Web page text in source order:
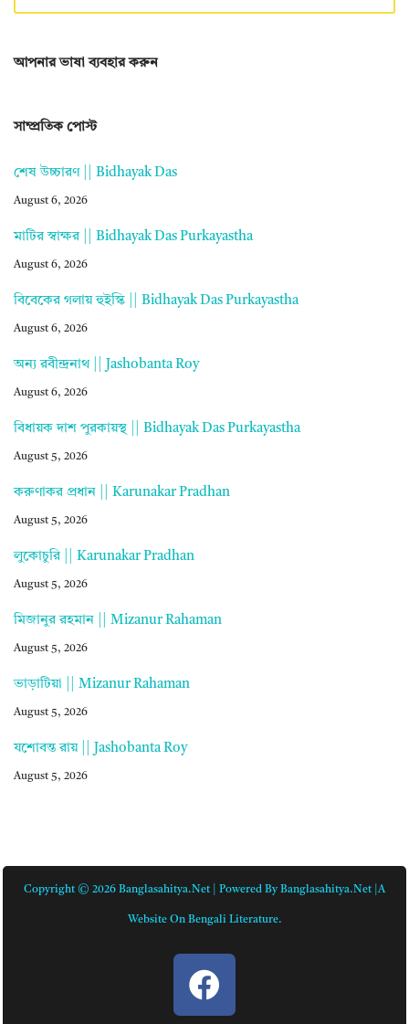
আপনার ভাষা ব্যবহার করুন
সাম্প্রতিক পোস্ট
শেষ উচ্চারণ || Bidhayak Das
August 6, 2026
মাটির স্বাক্ষর || Bidhayak Das Purkayastha
August 6, 2026
বিবেকের গলায় হুইস্কি || Bidhayak Das Purkayastha
August 6, 2026
অন্য রবীন্দ্রনাথ || Jashobanta Roy
August 6, 2026
বিধায়ক দাশ পুরকায়স্থ || Bidhayak Das Purkayastha
August 5, 2026
করুণাকর প্রধান || Karunakar Pradhan
August 5, 2026
লুকোচুরি || Karunakar Pradhan
August 5, 2026
মিজানুর রহমান || Mizanur Rahaman
August 5, 2026
ভাড়াটিয়া || Mizanur Rahaman
August 5, 2026
যশোবন্ত রায় || Jashobanta Roy
August 5, 2026
Copyright © 2026 Banglasahitya.net | Powered By Banglasahitya.net |A
Website On Bengali Literature.